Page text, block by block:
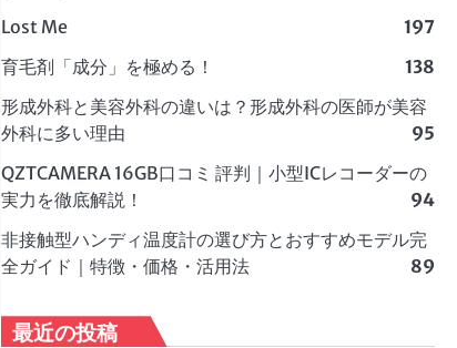
Lost Me
197
育毛剤「成分」を極める！
138
形成外科と美容外科の違いは？形成外科の医師が美容
外科に多い理由
95
QZTCAMERA 16GB口コミ 評判｜小型ICレコーダーの
実力を徹底解説！
94
非接触型ハンディ温度計の選び方とおすすめモデル完
全ガイド｜特徴・価格・活用法
89
最近の投稿